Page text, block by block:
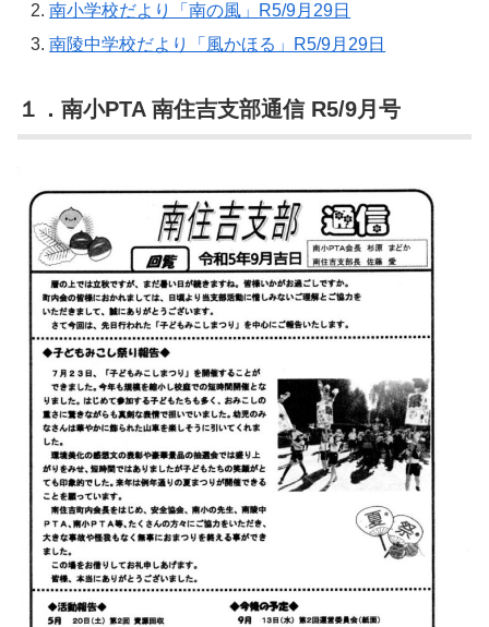
南小学校だより「南の風」R5/9月29日
南陵中学校だより「風かほる」R5/9月29日
１．南小PTA 南住吉支部通信 R5/9月号